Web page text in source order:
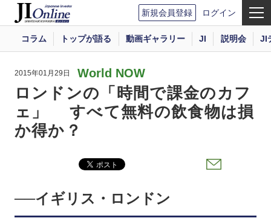
新規会員登録 ログイン
コラム トップが語る 動画ギャラリー JI 説明会 JI
2015年01月29日 World NOW
ロンドンの「時間で課金のカフ
ェ」 すべて無料の飲食物は損
か得か？
──イギリス・ロンドン